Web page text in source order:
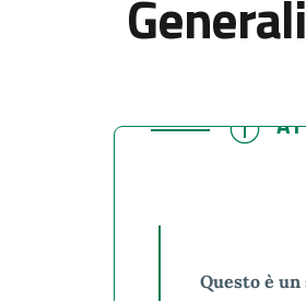
Generali
Questo è